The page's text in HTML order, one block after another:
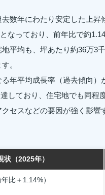
数年にわたり安定した上
なっており、前年比で約
平均も、坪あたり約36万3
。
年平均成長率（過去傾向
しており、住宅地でも同
セスなどの要因が強く影
状（2025年）
比＋1.14%）